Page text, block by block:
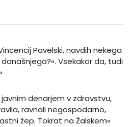
Pavelski, navdih nekega
Vsekakor da, tudi
javnim denarjem v zdravstvu,
ravnali negospodarno,
žep. Tokrat na Žalskem«